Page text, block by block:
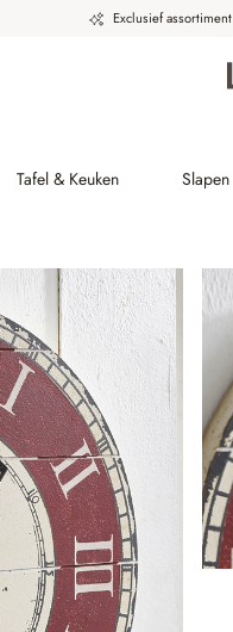
Exclusief assortiment
Tafel & Keuken Slapen